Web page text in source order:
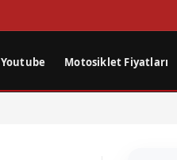
Youtube Motosiklet Fiyatları